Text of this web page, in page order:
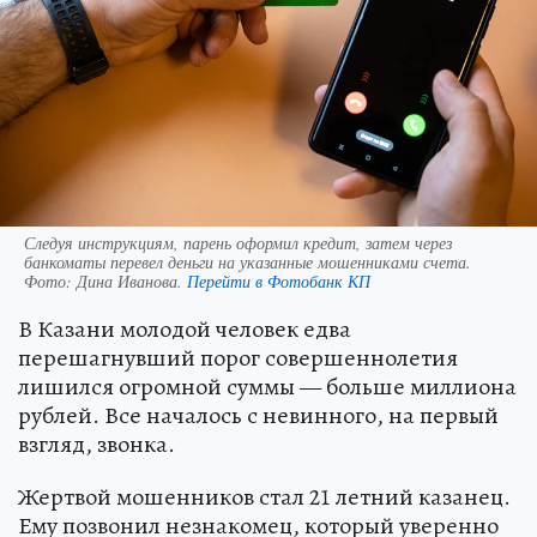
Следуя инструкциям, парень оформил кредит, затем через
банкоматы перевел деньги на указанные мошенниками счета.
Фото: Дина Иванова. Перейти в Фотобанк КП
В Казани молодой человек едва
перешагнувший порог совершеннолетия
лишился огромной суммы — больше миллиона
рублей. Все началось с невинного, на первый
взгляд, звонка.
Жертвой мошенников стал 21 летний казанец.
Ему позвонил незнакомец, который уверенно